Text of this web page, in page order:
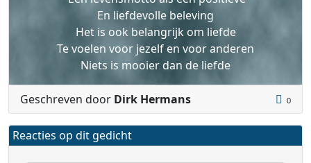
En liefdevolle beleving
Het is ook belangrijk om liefde
Te voelen voor jezelf en voor anderen
Niets is mooier dan de liefde
Geschreven door Dirk Hermans 0
Reacties op dit gedicht